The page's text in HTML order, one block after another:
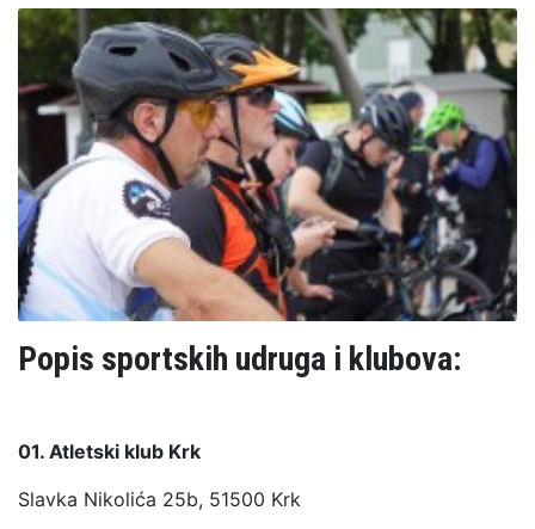
Popis sportskih udruga i klubova:
01. Atletski klub Krk
Slavka Nikolića 25b, 51500 Krk